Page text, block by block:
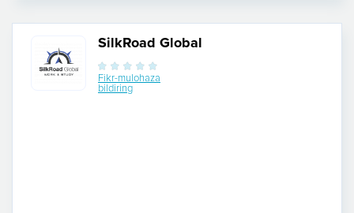
SilkRoad Global
Fikr-mulohaza
bildiring